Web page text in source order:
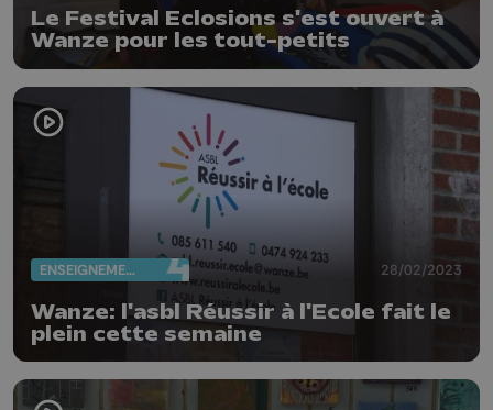
Le Festival Eclosions s'est ouvert à
Wanze pour les tout-petits
ENSEIGNEMENT 28/02/2023
Wanze: l'asbl Réussir à l'Ecole fait le
plein cette semaine